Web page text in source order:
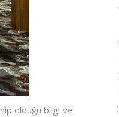
olduğu bilgi ve